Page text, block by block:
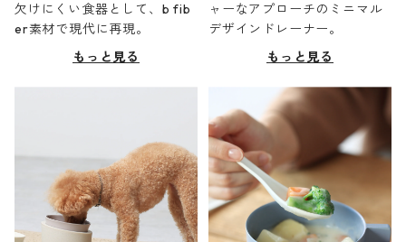
欠けにくい食器として、b fib
er素材で現代に再現。
もっと見る
ャーなアプローチのミニマル
デザインドレーナー。
もっと見る